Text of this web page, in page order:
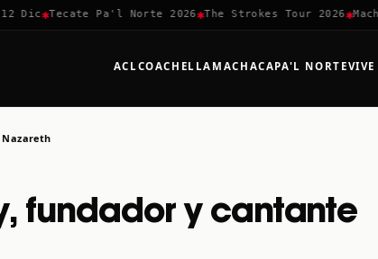
✱Tecate Pa'l Norte 2026✱The Strokes Tour 2026✱
ACLCOACHELLA MACHACAPA'L NORTE
fundador y cantante